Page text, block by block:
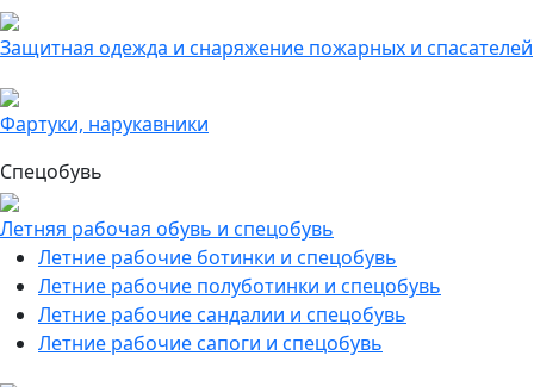
Защитная одежда и снаряжение пожарных и спасателей
Фартуки, нарукавники
Спецобувь
Летняя рабочая обувь и спецобувь
Летние рабочие ботинки и спецобувь
Летние рабочие полуботинки и спецобувь
Летние рабочие сандалии и спецобувь
Летние рабочие сапоги и спецобувь